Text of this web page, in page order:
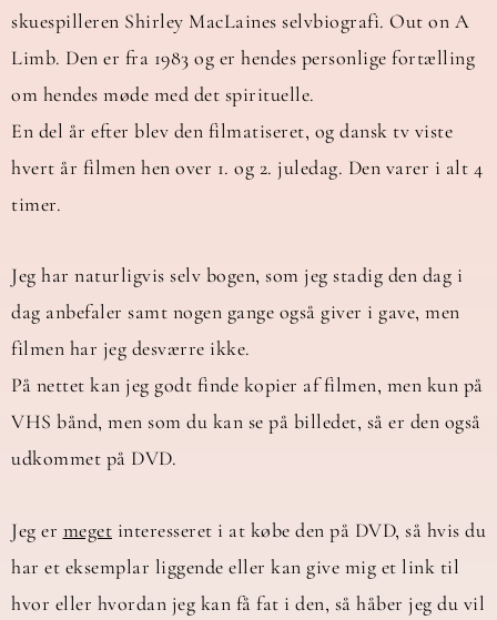
skuespilleren Shirley MacLaines selvbiografi. Out on A
Limb. Den er fra 1983 og er hendes personlige fortælling
om hendes møde med det spirituelle.
En del år efter blev den filmatiseret, og dansk tv viste
hvert år filmen hen over 1. og 2. juledag. Den varer i alt 4
timer.
Jeg har naturligvis selv bogen, som jeg stadig den dag i
dag anbefaler samt nogen gange også giver i gave, men
filmen har jeg desværre ikke.
På nettet kan jeg godt finde kopier af filmen, men kun på
VHS bånd, men som du kan se på billedet, så er den også
udkommet på DVD.
Jeg er meget interesseret i at købe den på DVD, så hvis du
har et eksemplar liggende eller kan give mig et link til
hvor eller hvordan jeg kan få fat i den, så håber jeg du vil